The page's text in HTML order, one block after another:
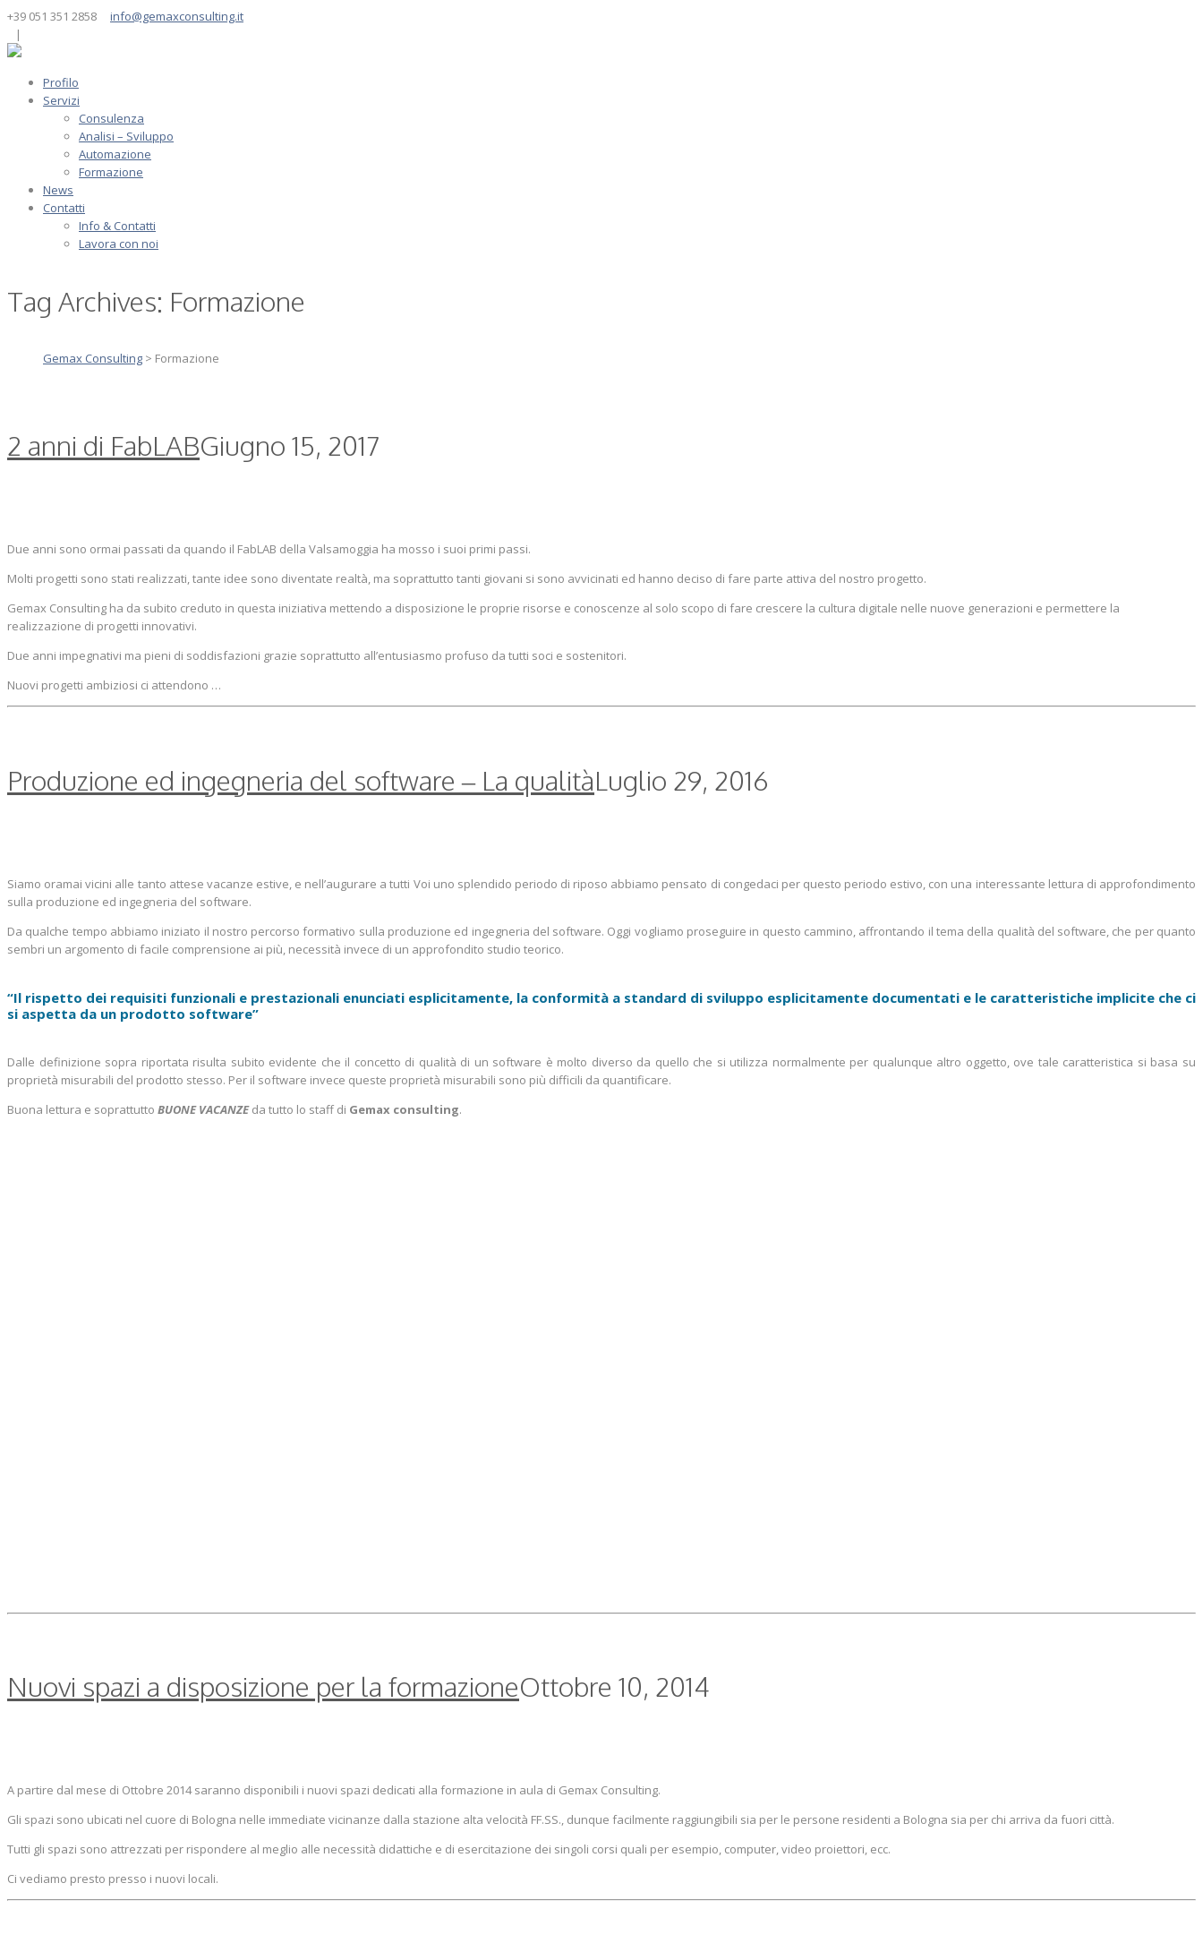
+39 051 351 2858
info@gemaxconsulting.it
|
Profilo
Servizi
Consulenza
Analisi – Sviluppo
Automazione
Formazione
News
Contatti
Info & Contatti
Lavora con noi
Tag Archives: Formazione
Gemax Consulting > Formazione
2 anni di FabLABGiugno 15, 2017
Due anni sono ormai passati da quando il FabLAB della Valsamoggia ha mosso i suoi primi passi.
Molti progetti sono stati realizzati, tante idee sono diventate realtà, ma soprattutto tanti giovani si sono avvicinati ed hanno deciso di fare parte attiva del nostro progetto.
Gemax Consulting ha da subito creduto in questa iniziativa mettendo a disposizione le proprie risorse e conoscenze al solo scopo di fare crescere la cultura digitale nelle nuove generazioni e permettere la
realizzazione di progetti innovativi.
Due anni impegnativi ma pieni di soddisfazioni grazie soprattutto all’entusiasmo profuso da tutti soci e sostenitori.
Nuovi progetti ambiziosi ci attendono …
Produzione ed ingegneria del software – La qualitàLuglio 29, 2016
Siamo oramai vicini alle tanto attese vacanze estive, e nell’augurare a tutti Voi uno splendido periodo di riposo abbiamo pensato di congedaci per questo periodo estivo, con una interessante lettura di approfondimento
sulla produzione ed ingegneria del software.
Da qualche tempo abbiamo iniziato il nostro percorso formativo sulla produzione ed ingegneria del software. Oggi vogliamo proseguire in questo cammino, affrontando il tema della qualità del software, che per quanto
sembri un argomento di facile comprensione ai più, necessità invece di un approfondito studio teorico.
“Il rispetto dei requisiti funzionali e prestazionali enunciati esplicitamente, la conformità a standard di sviluppo esplicitamente documentati e le caratteristiche implicite che ci
si aspetta da un prodotto software”
Dalle definizione sopra riportata risulta subito evidente che il concetto di qualità di un software è molto diverso da quello che si utilizza normalmente per qualunque altro oggetto, ove tale caratteristica si basa su
proprietà misurabili del prodotto stesso. Per il software invece queste proprietà misurabili sono più difficili da quantificare.
Buona lettura e soprattutto BUONE VACANZEda tutto lo staff di Gemax consulting.
Nuovi spazi a disposizione per la formazioneOttobre 10, 2014
A partire dal mese di Ottobre 2014 saranno disponibili i nuovi spazi dedicati alla formazione in aula di Gemax Consulting.
Gli spazi sono ubicati nel cuore di Bologna nelle immediate vicinanze dalla stazione alta velocità FF.SS., dunque facilmente raggiungibili sia per le persone residenti a Bologna sia per chi arriva da fuori città.
Tutti gli spazi sono attrezzati per rispondere al meglio alle necessità didattiche e di esercitazione dei singoli corsi quali per esempio, computer, video proiettori, ecc.
Ci vediamo presto presso i nuovi locali.